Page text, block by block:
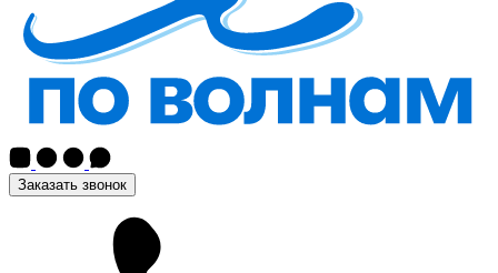
Заказать звонок